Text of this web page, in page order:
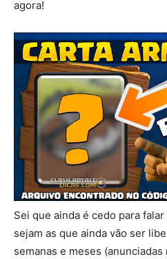
agora!
Sei que ainda é cedo para
sejam as que ainda vão ser
semanas e meses (anunciadas